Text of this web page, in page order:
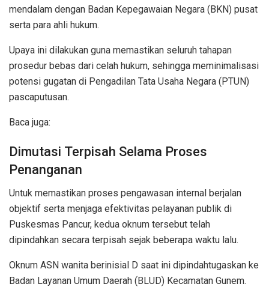
mendalam dengan Badan Kepegawaian Negara (BKN) pusat
serta para ahli hukum.
Upaya ini dilakukan guna memastikan seluruh tahapan
prosedur bebas dari celah hukum, sehingga meminimalisasi
potensi gugatan di Pengadilan Tata Usaha Negara (PTUN)
pascaputusan.
Baca juga:
Dimutasi Terpisah Selama Proses
Penanganan
Untuk memastikan proses pengawasan internal berjalan
objektif serta menjaga efektivitas pelayanan publik di
Puskesmas Pancur, kedua oknum tersebut telah
dipindahkan secara terpisah sejak beberapa waktu lalu.
Oknum ASN wanita berinisial D saat ini dipindahtugaskan ke
Badan Layanan Umum Daerah (BLUD) Kecamatan Gunem.